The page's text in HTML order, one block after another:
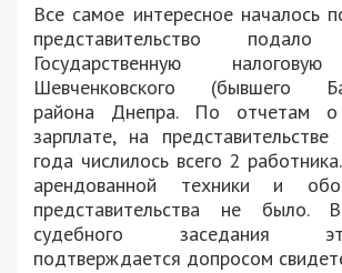
Все самое интересное началось
представительство
Государственную
Шевченковского (бывшего
района Днепра. По отчетам о
зарплате, на
года числилось всего 2
арендованной техники и
представительства не было.
судебного заседания
подтверждается допросом